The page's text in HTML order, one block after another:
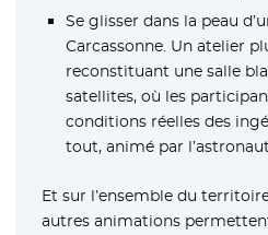
Se glisser dans la peau
Carcassonne. Un atelier
reconstituant une salle
satellites, où les
conditions réelles des
tout, animé par
Et sur l’ensemble du
autres animations